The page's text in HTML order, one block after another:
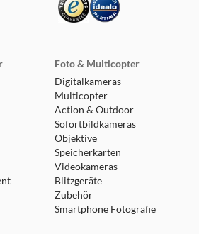
Foto & Multicopter
Digitalkameras
Multicopter
Action & Outdoor
Sofortbildkameras
Objektive
Speicherkarten
Videokameras
Blitzgeräte
Zubehör
Smartphone Fotografie